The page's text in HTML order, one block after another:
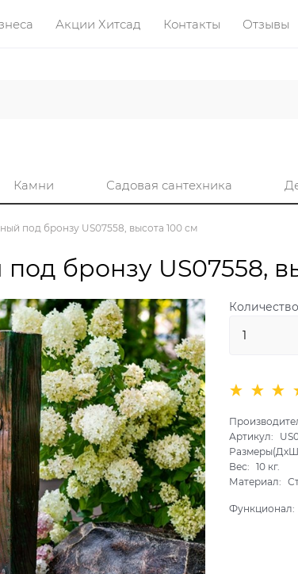
Акции Хитсад Контакты Отзывы
Камни Садовая сантехника
под бронзу US07558, высота 100 см
бронзу US07558,
Артикул:
Вес:
10 кг.
Материал:
Функционал: